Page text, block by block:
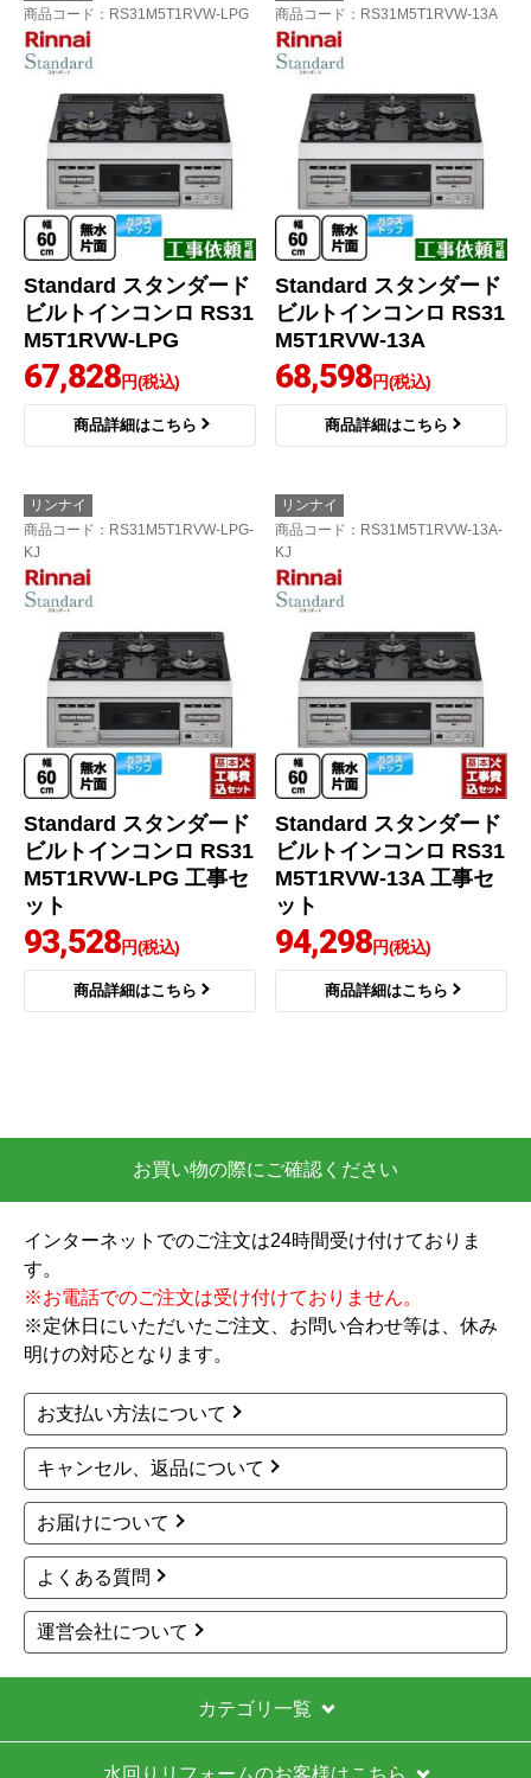
商品コード ：RS31M5T1RVW-LPG
Standard スタンダード
ビルトインコンロ RS31
M5T1RVW-LPG
67,828円(税込)
商品詳細はこちら
商品コード ：RS31M5T1RVW-13A
Standard スタンダード
ビルトインコンロ RS31
M5T1RVW-13A
68,598円(税込)
商品詳細はこちら
リンナイ
商品コード ：RS31M5T1RVW-LPG-
KJ
Standard スタンダード
ビルトインコンロ RS31
M5T1RVW-LPG 工事セ
ット
93,528円(税込)
商品詳細はこちら
リンナイ
商品コード ：RS31M5T1RVW-13A-
KJ
Standard スタンダード
ビルトインコンロ RS31
M5T1RVW-13A 工事セ
ット
94,298円(税込)
商品詳細はこちら
お買い物の際にご確認ください
インターネットでのご注文は24時間受け付けておりま
す。
※お電話でのご注文は受け付けておりません。
※定休日にいただいたご注文、お問い合わせ等は、休み
明けの対応となります。
お支払い方法について
キャンセル、返品について
お届けについて
よくある質問
運営会社について
カテゴリ一覧